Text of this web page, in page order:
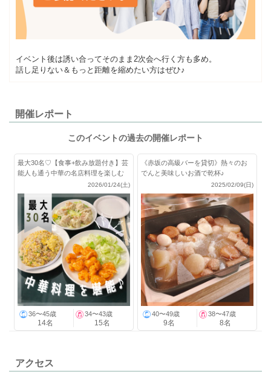
イベント後は誘い合ってそのまま2次会へ行く方も多め。
話し足りない＆もっと距離を縮めたい方はぜひ♪
開催レポート
このイベントの過去の開催レポート
最大30名♡【食事+飲み放題付き】芸
能人も通う中華の名店料理を楽しむ
2026/01/24(土)
36〜45歳
14名
34〜43歳
15名
《赤坂の高級バーを貸切》熱々のお
でんと美味しいお酒で乾杯♪
2025/02/09(日)
40〜49歳
9名
38〜47歳
8名
アクセス